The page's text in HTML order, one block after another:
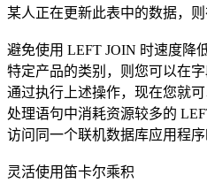
某人正在更新此表中的数据，
避免使用 LEFT JOIN 时速度降
特定产品的类别，则您可以在
通过执行上述操作，现在您就
处理语句中消耗资源较多的
访问同一个联机数据库应用程
灵活使用笛卡尔乘积